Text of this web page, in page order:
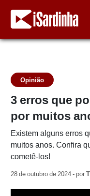
Opinião
3 erros que
por muitos
Existem alguns erros
muitos anos. Confira
cometê-los!
28 de outubro de 2024 - por